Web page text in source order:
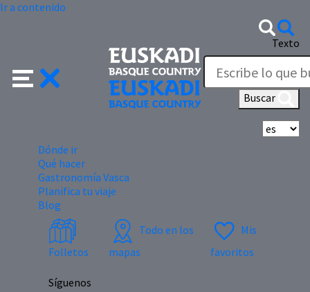
Ir a contenido
Texto
Buscar
Dónde ir
Qué hacer
Gastronomía Vasca
Planifica tu viaje
Blog
Folletos
Todo en los
mapas
Mis
favoritos
Síguenos